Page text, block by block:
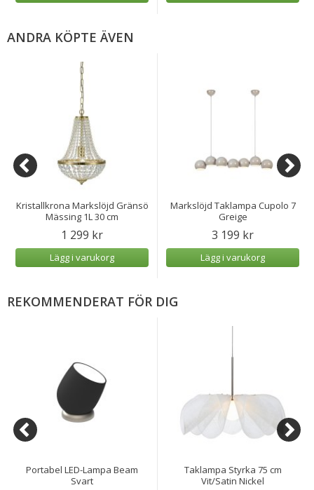
ANDRA KÖPTE ÄVEN
Kristallkrona Markslöjd Gränsö
Mässing 1L 30 cm
1 299 kr
Lägg i varukorg
Markslöjd Taklampa Cupolo 7
Greige
3 199 kr
Lägg i varukorg
REKOMMENDERAT FÖR DIG
Portabel LED-Lampa Beam
Svart
Taklampa Styrka 75 cm
Vit/Satin Nickel